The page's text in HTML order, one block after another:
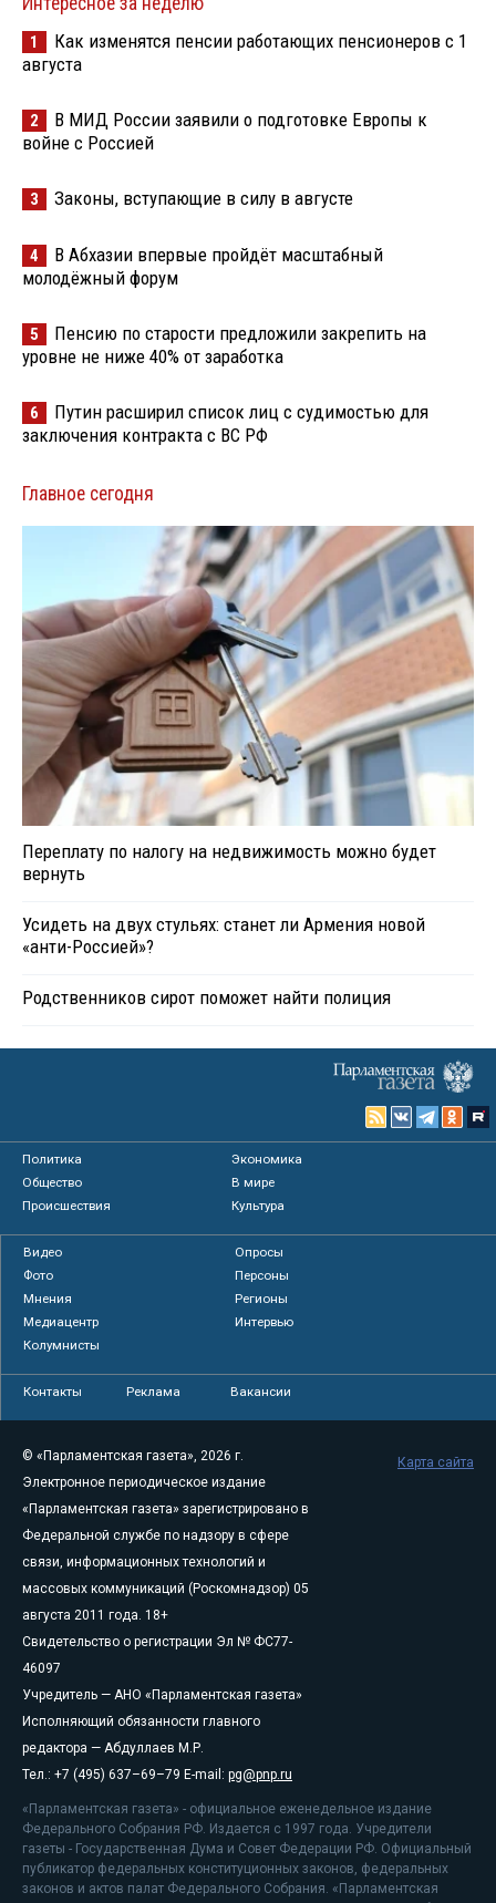
1
Как изменятся пенсии работающих пенсионеров с 1
августа
2
В МИД России заявили о подготовке Европы к
войне с Россией
3 Законы, вступающие в силу в августе
4
В Абхазии впервые пройдёт масштабный
молодёжный форум
5
Пенсию по старости предложили закрепить на
уровне не ниже 40% от заработка
6
Путин расширил список лиц с судимостью для
заключения контракта с ВС РФ
Главное сегодня
Переплату по налогу на недвижимость можно будет
вернуть
Усидеть на двух стульях: станет ли Армения новой
«анти-Россией»?
Родственников сирот поможет найти полиция
Политика
Экономика
Общество
В мире
Происшествия
Культура
Видео
Опросы
Фото
Персоны
Мнения
Регионы
Медиацентр
Интервью
Колумнисты
Контакты Реклама Вакансии
© «Парламентская газета», 2026 г.
Электронное периодическое издание
«Парламентская газета» зарегистрировано в
Федеральной службе по надзору в сфере
связи, информационных технологий и
массовых коммуникаций (Роскомнадзор) 05
августа 2011 года. 18+
Свидетельство о регистрации Эл № ФС77-
46097
Учредитель — АНО «Парламентская газета»
Исполняющий обязанности главного
редактора — Абдуллаев М.Р.
Тел.: +7 (495) 637–69–79 E-mail: pg@pnp.ru
«Парламентская газета» - официальное еженедельное издание
Федерального Собрания РФ. Издается с 1997 года. Учредители
газеты - Государственная Дума и Совет Федерации РФ. Официальный
публикатор федеральных конституционных законов, федеральных
законов и актов палат Федерального Собрания. «Парламентская
Карта сайта